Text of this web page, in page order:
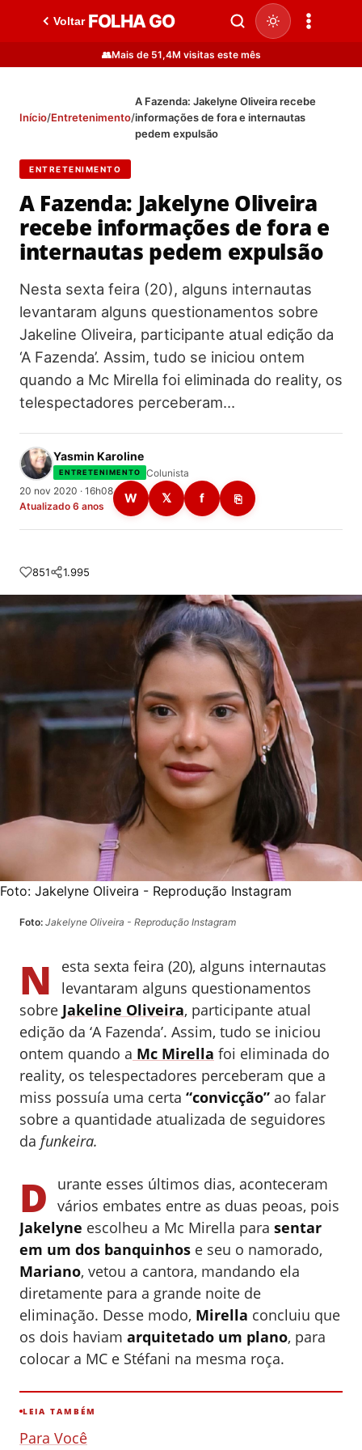
Voltar FOLHA GO
👥Mais de 51,4M visitas este mês
Início/Entretenimento/
A Fazenda: Jakelyne Oliveira recebe
informações de fora e internautas
pedem expulsão
ENTRETENIMENTO
A Fazenda: Jakelyne Oliveira
recebe informações de fora e
internautas pedem expulsão
Nesta sexta feira (20), alguns internautas
levantaram alguns questionamentos sobre
Jakeline Oliveira, participante atual edição da
‘A Fazenda’. Assim, tudo se iniciou ontem
quando a Mc Mirella foi eliminada do reality, os
telespectadores perceberam…
Yasmin Karoline
ENTRETENIMENTO
Colunista
20 nov 2020 · 16h08
Atualizado 6 anos
W 𝕏 f ⎘
851 1.995
Foto: Jakelyne Oliveira - Reprodução Instagram
Foto: Jakelyne Oliveira - Reprodução Instagram
N
esta sexta feira (20), alguns internautas
levantaram alguns questionamentos
sobre Jakeline Oliveira, participante atual
edição da ‘A Fazenda’. Assim, tudo se iniciou
ontem quando a Mc Mirella foi eliminada do
reality, os telespectadores perceberam que a
miss possuía uma certa “convicção” ao falar
sobre a quantidade atualizada de seguidores
da funkeira.
D
urante esses últimos dias, aconteceram
vários embates entre as duas peoas, pois
Jakelyne escolheu a Mc Mirella para sentar
em um dos banquinhos e seu o namorado,
Mariano, vetou a cantora, mandando ela
diretamente para a grande noite de
eliminação. Desse modo, Mirella concluiu que
os dois haviam arquitetado um plano, para
colocar a MC e Stéfani na mesma roça.
LEIA TAMBÉM
Para Você